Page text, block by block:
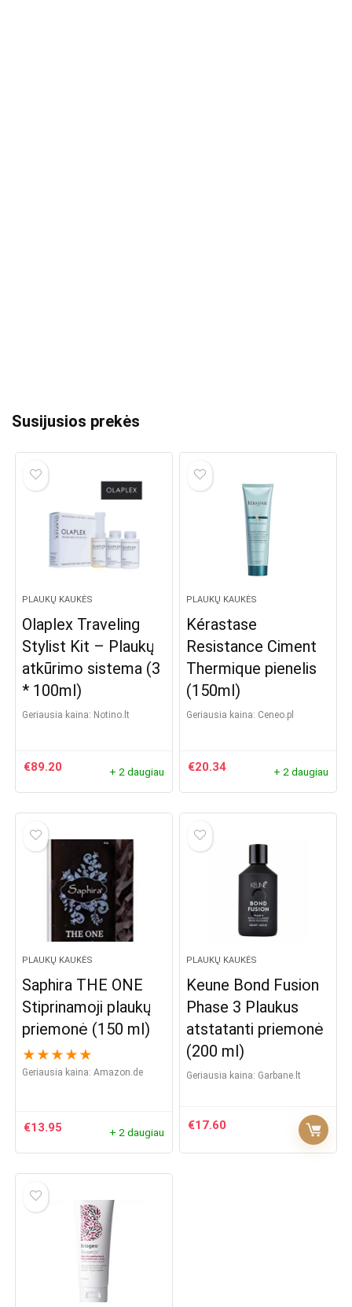
Susijusios prekės
PLAUKŲ KAUKĖS
Olaplex Traveling
Stylist Kit – Plaukų
atkūrimo sistema (3
* 100ml)
Geriausia kaina: notino.lt
€89.20 + 2 daugiau
PLAUKŲ KAUKĖS
Kérastase
Resistance Ciment
Thermique pienelis
(150ml)
Geriausia kaina: ceneo.pl
€20.34 + 2 daugiau
PLAUKŲ KAUKĖS
Saphira THE ONE
Stiprinamoji plaukų
priemonė (150 ml)
★ ★ ★ ★ ★
Geriausia kaina: Amazon.de
€13.95 + 2 daugiau
PLAUKŲ KAUKĖS
Keune Bond Fusion
Phase 3 Plaukus
atstatanti priemonė
(200 ml)
Geriausia kaina: garbane.lt
€17.60